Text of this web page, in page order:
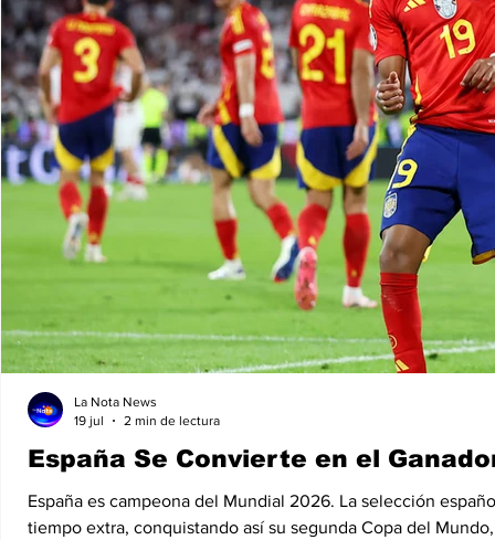
España Se Convierte en el
España es campeona del Mundial 2026. La selección
tiempo extra, conquistando así su segunda Copa del
La Nota News
19 jul
2 min de lectura